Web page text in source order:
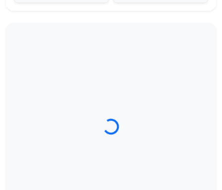
Загрузка трека...